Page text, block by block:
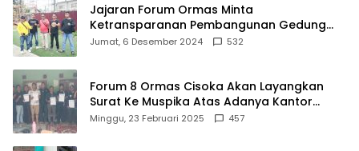
Jajaran Forum Ormas Minta
Ketransparanan Pembangunan Gedung
Damkar Di Kecamatan Cisoka
Jumat, 6 Desember 2024 532
Forum 8 Ormas Cisoka Akan Layangkan
Surat Ke Muspika Atas Adanya Kantor
Matel di Cisoka
Minggu, 23 Februari 2025 457